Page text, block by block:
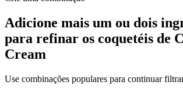
Adicione mais um ou dois
para refinar os coquetéis de
Cream
Use combinações populares para continuar